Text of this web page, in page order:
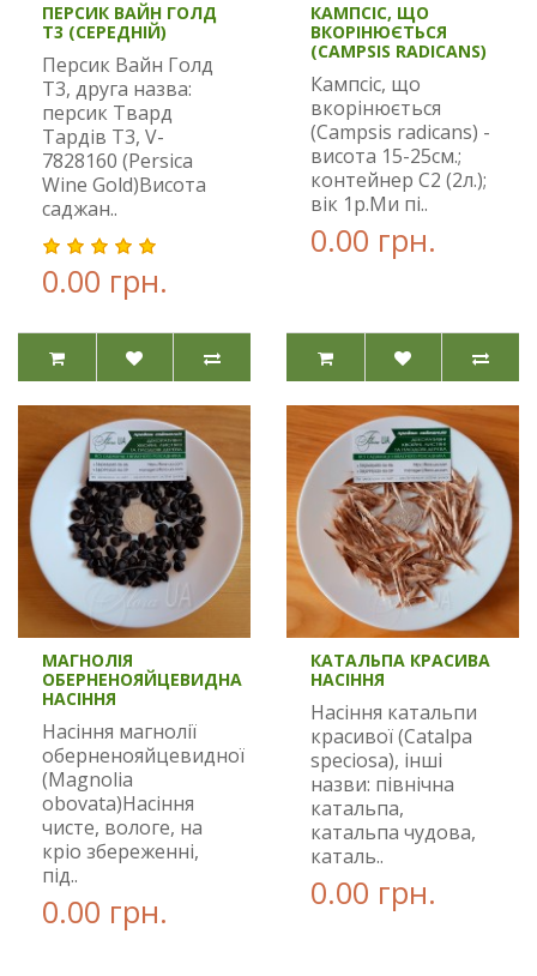
ПЕРСИК ВАЙН ГОЛД
Т3 (СЕРЕДНІЙ)
Персик Вайн Голд
Т3, друга назва:
персик Твард
Тардів T3, V-
7828160 (Persica
Wine Gold)Висота
саджан..
0.00 грн.
КАМПСІС, ЩО
ВКОРІНЮЄТЬСЯ
(CAMPSIS RADICANS)
Кампсіс, що
вкорінюється
(Campsis radicans) -
висота 15-25см.;
контейнер С2 (2л.);
вік 1р.Ми пі..
0.00 грн.
МАГНОЛІЯ
ОБЕРНЕНОЯЙЦЕВИДНА
НАСІННЯ
Насіння магнолії
оберненояйцевидної
(Magnolia
obovata)Насіння
чисте, вологе, на
кріо збереженні,
під..
0.00 грн.
КАТАЛЬПА КРАСИВА
НАСІННЯ
Насіння катальпи
красивої (Catalpa
speciosa), інші
назви: північна
катальпа,
катальпа чудова,
каталь..
0.00 грн.